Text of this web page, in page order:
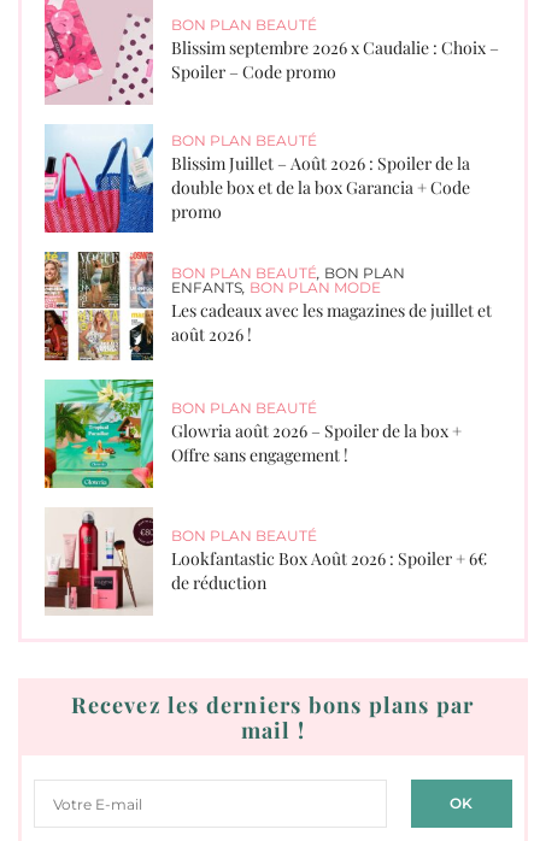
BON PLAN BEAUTÉ
Blissim septembre 2026 x Caudalie : Choix –
Spoiler – Code promo
BON PLAN BEAUTÉ
Blissim Juillet – Août 2026 : Spoiler de la
double box et de la box Garancia + Code
promo
BON PLAN BEAUTÉ BON PLAN
ENFANTS BON PLAN MODE
Les cadeaux avec les magazines de juillet et
août 2026 !
BON PLAN BEAUTÉ
Glowria août 2026 – Spoiler de la box +
Offre sans engagement !
BON PLAN BEAUTÉ
Lookfantastic Box Août 2026 : Spoiler + 6€
de réduction
Recevez les derniers bons plans par
mail !